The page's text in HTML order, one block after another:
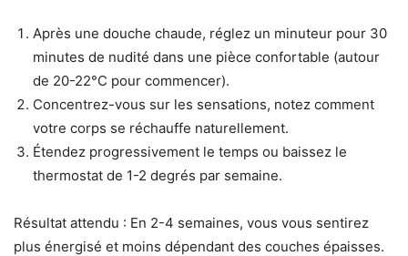
Après une douche chaude, réglez un minuteur pour 30
minutes de nudité dans une pièce confortable (autour
de 20-22°C pour commencer).
Concentrez-vous sur les sensations, notez comment
votre corps se réchauffe naturellement.
Étendez progressivement le temps ou baissez le
thermostat de 1-2 degrés par semaine.
Résultat attendu : En 2-4 semaines, vous vous sentirez
plus énergisé et moins dépendant des couches épaisses.